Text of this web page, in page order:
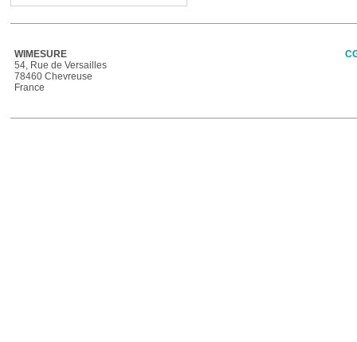
WIMESURE
54, Rue de Versailles
78460 Chevreuse
France